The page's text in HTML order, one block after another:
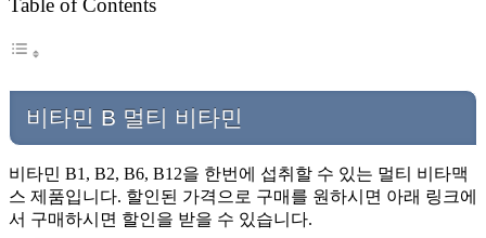
Table of Contents
비타민 B 멀티 비타민
비타민 B1, B2, B6, B12을 한번에 섭취할 수 있는 멀티 비타맥
스 제품입니다. 할인된 가격으로 구매를 원하시면 아래 링크에
서 구매하시면 할인을 받을 수 있습니다.